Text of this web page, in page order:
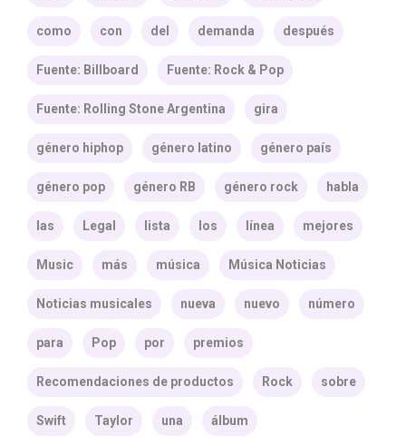
como con del demanda después
Fuente: Billboard Fuente: Rock & Pop
Fuente: Rolling Stone Argentina gira
género hiphop género latino género país
género pop género RB género rock habla
las Legal lista los línea mejores
Music más música Música Noticias
Noticias musicales nueva nuevo número
para Pop por premios
Recomendaciones de productos Rock sobre
Swift Taylor una álbum